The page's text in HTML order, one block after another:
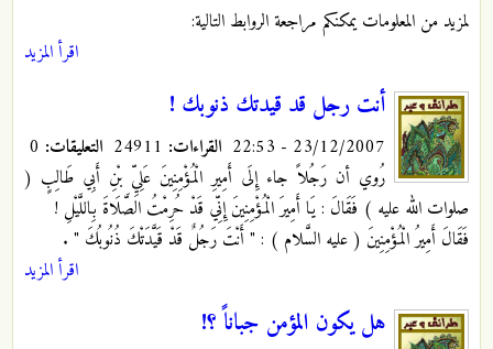
لمزيد من المعلومات يمكنكم مراجعة الروابط التالية:
اقرأ المزيد
أنت رجل قد قيدتك ذنوبك !
23/12/2007 - 22:53 القراءات: التعليقات:
رُوي أن رَجُلاً جاء إِلَى أَمِيرِ الْمُؤْمِنِينَ عَلِيِّ بْنِ أَبِي طَالِبٍ (
صلوات الله عليه ) فَقَالَ : يَا أَمِيرَ الْمُؤْمِنِينَ إِنِّي قَدْ حُرِمْتُ الصَّلَاةَ بِاللَّيْلِ !
فَقَالَ أَمِيرُ الْمُؤْمِنِينَ ( عليه السَّلام ) : " أَنْتَ رَجُلٌ قَدْ قَيَّدَتْكَ ذُنُوبُكَ " .
اقرأ المزيد
هل يكون المؤمن جباناً ؟!